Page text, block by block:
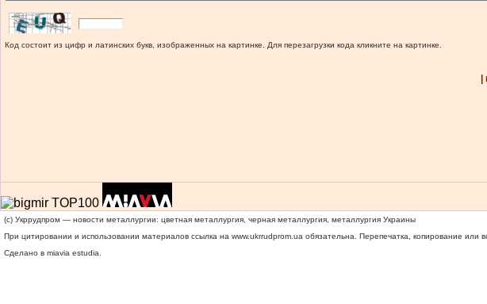
Код состоит из цифр и латинских букв, изображенных на картинке. Для перезагрузки кода кликните на картинке.
(c) Укррудпром — новости металлургии: цветная металлургия, черная металлургия, металлургия Украины
При цитировании и использовании материалов ссылка на www.ukrrudprom.ua обязательна. Перепечатка, копирование или
Сделано в miavia estudia.